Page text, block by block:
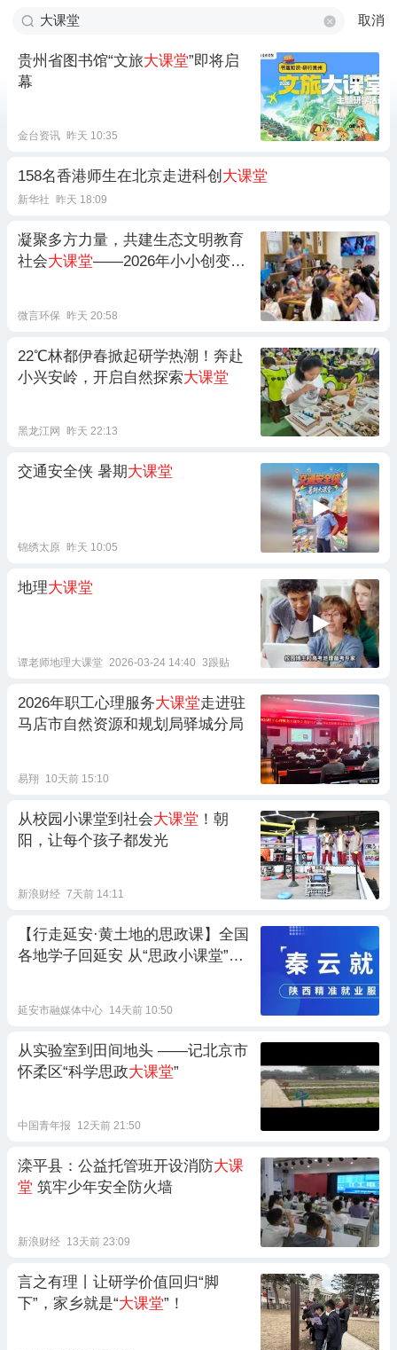
取消
贵州省图书馆“文旅大课堂”即将启
幕
金台资讯 昨天 10:35
158名香港师生在北京走进科创 大课堂
新华社 昨天 18:09
凝聚多方力量，共建生态文明教育
社会大课堂——2026年小小创变家
微言环保 昨天 20:58
22℃林都伊春掀起研学热潮！奔赴
小兴安岭，开启自然探索大课堂
黑龙江网 昨天 22:13
交通安全侠 暑期大课堂
锦绣太原 昨天 10:05
地理大课堂
谭老师地理大课堂 2026-03-24 14:40 3跟贴
2026年职工心理服务大课堂走进驻
马店市自然资源和规划局驿城分局
易翔 10天前 15:10
从校园小课堂到社会大课堂 ！朝
阳，让每个孩子都发光
新浪财经 7天前 14:11
【行走延安·黄土地的思政课】全国
各地学子回延安 从“思政小课堂”走
延安市融媒体中心 14天前 10:50
从实验室到田间地头 ——记北京市
怀柔区“科学思政大课堂”
中国青年报 12天前 21:50
滦平县：公益托管班开设消防大课
堂 筑牢少年安全防火墙
新浪财经 13天前 23:09
言之有理丨让研学价值回归“脚
下”，家乡就是“大课堂”！